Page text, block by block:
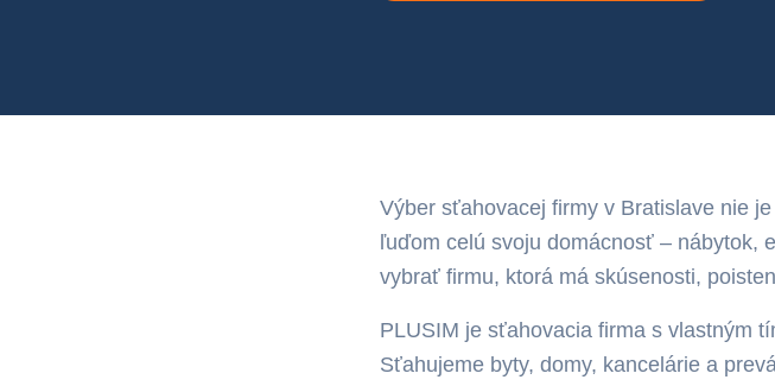
Výber sťahovacej firmy v Bratislave nie
ľuďom celú svoju domácnosť – nábytok,
vybrať firmu, ktorá má skúsenosti,
PLUSIM je sťahovacia firma s vlastným
Sťahujeme byty, domy, kancelárie a